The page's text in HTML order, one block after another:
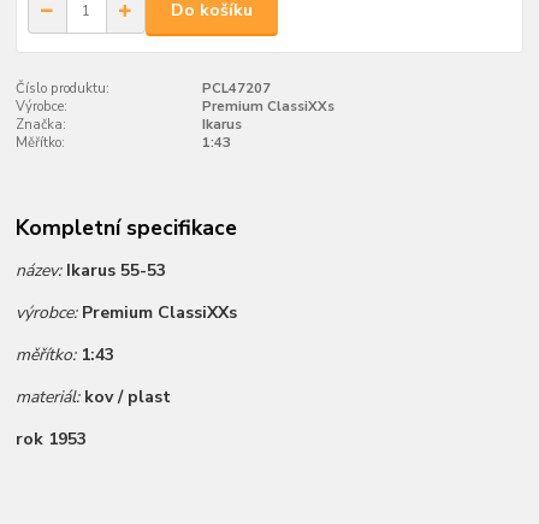
Do košíku
Číslo produktu:
PCL47207
Výrobce:
Premium ClassiXXs
Značka:
Ikarus
Měřítko:
1:43
Kompletní specifikace
název: Ikarus 55-53
výrobce: Premium ClassiXXs
měřítko: 1:43
materiál: kov / plast
rok 1953